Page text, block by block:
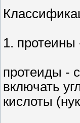
1. протеины
протеиды -
включать
кислоты